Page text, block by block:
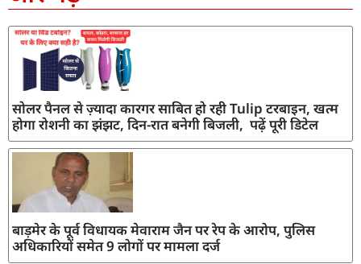
सोलर पैनल से ज़्यादा कारगर साबित हो रही Tulip टरबाइन, खत्म
होगा रोशनी का झंझट, दिन-रात बनेगी बिजली, पढ़ें पूरी डिटेल
बाड़मेर के पूर्व विधायक मेवाराम जैन पर रेप के आरोप, पुलिस
अधिकारियों समेत 9 लोगों पर मामला दर्ज